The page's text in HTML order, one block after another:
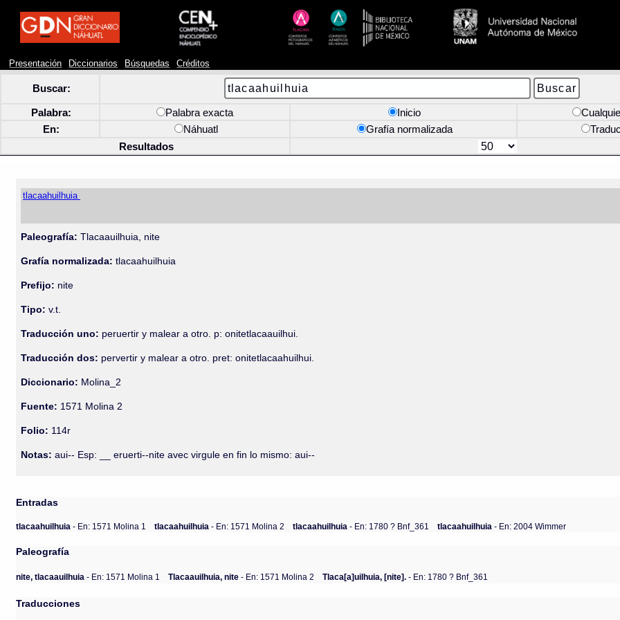
Presentación Diccionarios Búsquedas Créditos
Buscar:
Palabra: Palabra exacta Inicio
En:
Náhuatl Grafía normalizada
Resultados
tlacaahuilhuia
Paleografía: Tlacaauilhuia, nite
Grafía normalizada: tlacaahuilhuia
Prefijo: nite
Tipo: v.t.
Traducción uno: peruertir y malear a otro. p: onitetlacaauilhui.
Traducción dos: pervertir y malear a otro. pret: onitetlacaahuilhui.
Diccionario: Molina_2
Fuente: 1571 Molina 2
Folio: 114r
Notas: aui-- Esp: __ eruerti--nite avec virgule en fin lo mismo: aui--
Entradas
tlacaahuilhuia- En: 1571 Molina 1 tlacaahuilhuia- En: 1571 Molina 2 tlacaahuilhuia- En: 1780 ? Bnf_361 tlacaahuilhuia- En: 2004 Wimmer
Paleografía
nite, tlacaauilhuia - En: 1571 Molina 1 Tlacaauilhuia, nite - En: 1571 Molina 2 Tlaca[a]uilhuia, [nite]. - En: 1780 ? Bnf_361
Traducciones